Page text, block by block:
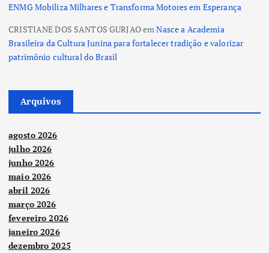
ENMG Mobiliza Milhares e Transforma Motores em Esperança
CRISTIANE DOS SANTOS GURJAOemNasce a Academia
Brasileira da Cultura Junina para fortalecer tradição e valorizar
patrimônio cultural do Brasil
Arquivos
agosto 2026
julho 2026
junho 2026
maio 2026
abril 2026
março 2026
fevereiro 2026
janeiro 2026
dezembro 2025